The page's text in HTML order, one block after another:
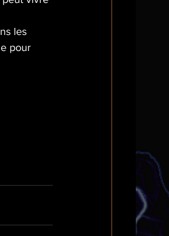
les
pour